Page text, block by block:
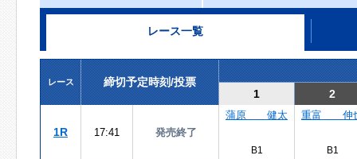
レース一覧
レース
締切予定時刻/投票
1
2
1R 17:41 発売終了
蒲原 健太
B1
重富 伸
B1